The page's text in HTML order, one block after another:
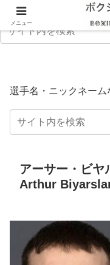
選手名・ニックネーム
アーサー・ビ
Arthur
メニュー